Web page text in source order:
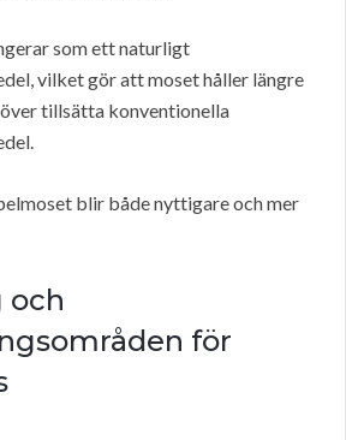
som ett naturligt
vilket gör att moset håller längre
tillsätta konventionella
blir både nyttigare och mer
och
för